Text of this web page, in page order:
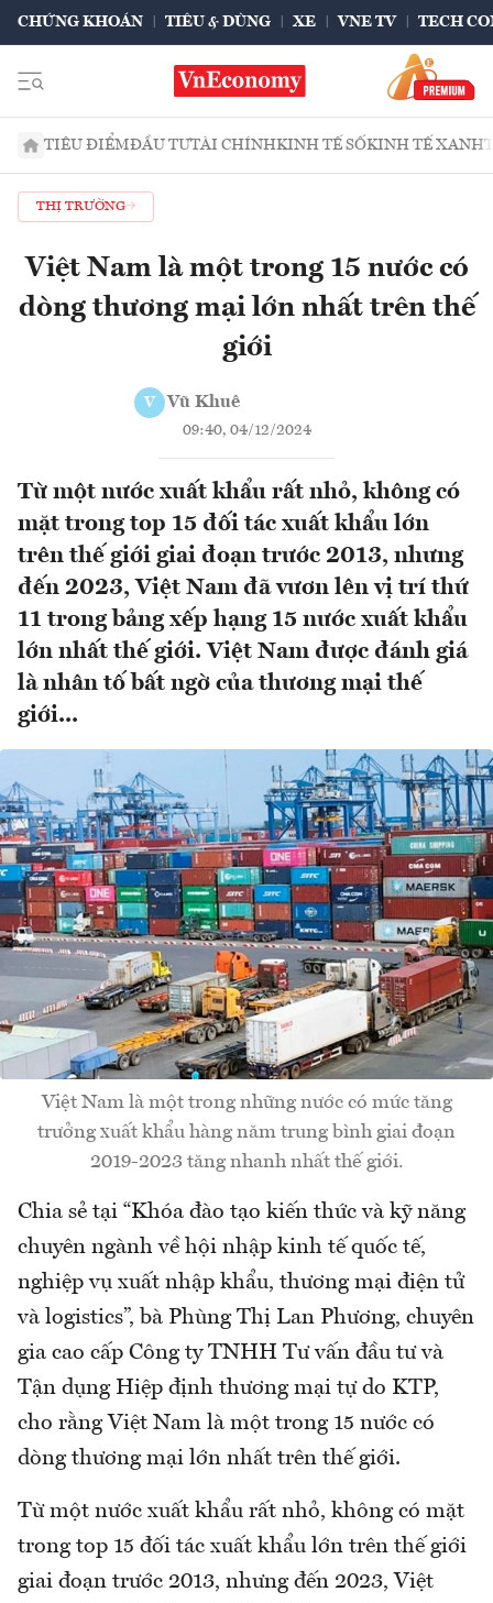
CHỨNG KHOÁN TIÊU & DÙNG XE VNE TV TECH
TIÊU ĐIỂMĐẦU TƯTÀI CHÍNHKINH TẾ SỐKINH TẾ XANH
THỊ TRƯỜNG
Việt Nam là một trong 15 nước có
dòng thương mại lớn nhất trên thế
giới
V Vũ Khuê
09:40, 04/12/2024
Từ một nước xuất khẩu rất nhỏ, không có
mặt trong top 15 đối tác xuất khẩu lớn
trên thế giới giai đoạn trước 2013, nhưng
đến 2023, Việt Nam đã vươn lên vị trí thứ
11 trong bảng xếp hạng 15 nước xuất khẩu
lớn nhất thế giới. Việt Nam được đánh giá
là nhân tố bất ngờ của thương mại thế
giới...
Việt Nam là một trong những nước có mức tăng
trưởng xuất khẩu hàng năm trung bình giai đoạn
2019-2023 tăng nhanh nhất thế giới.
Chia sẻ tại “Khóa đào tạo kiến thức và kỹ năng
chuyên ngành về hội nhập kinh tế quốc tế,
nghiệp vụ xuất nhập khẩu, thương mại điện tử
và logistics”, bà Phùng Thị Lan Phương, chuyên
gia cao cấp Công ty TNHH Tư vấn đầu tư và
Tận dụng Hiệp định thương mại tự do KTP,
cho rằng Việt Nam là một trong 15 nước có
dòng thương mại lớn nhất trên thế giới.
Từ một nước xuất khẩu rất nhỏ, không có mặt
trong top 15 đối tác xuất khẩu lớn trên thế giới
giai đoạn trước 2013, nhưng đến 2023, Việt